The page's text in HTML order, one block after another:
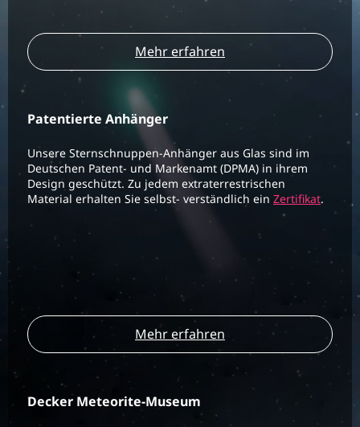
Mehr erfahren
Patentierte Anhänger
Unsere Sternschnuppen-Anhänger aus Glas sind im
Deutschen Patent- und Markenamt (DPMA) in ihrem
Design geschützt. Zu jedem extraterrestrischen
Material erhalten Sie selbst- verständlich ein Zertifikat.
Mehr erfahren
Decker Meteorite-Museum